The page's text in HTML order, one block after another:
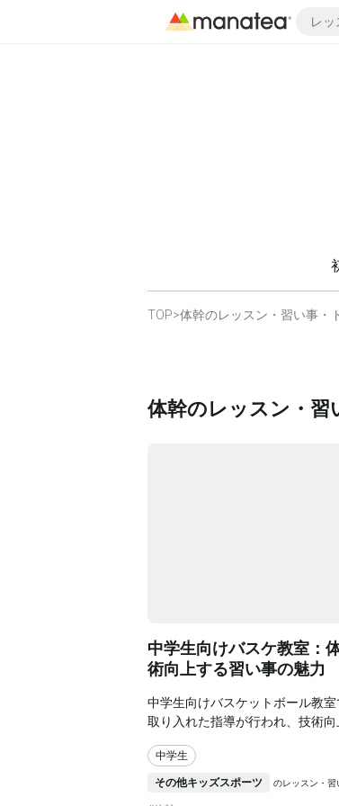
TOP>体幹のレッスン・習い事・
体幹のレッスン・習
中学生向けバスケ教室：
術向上する習い事の魅力
中学生向けバスケットボール教
取り入れた指導が行われ、技術向
なトレーニング内容を通じて、子
キルと精神力を育む絶好の機会
中学生
その他キッズスポーツ のレッスン・習